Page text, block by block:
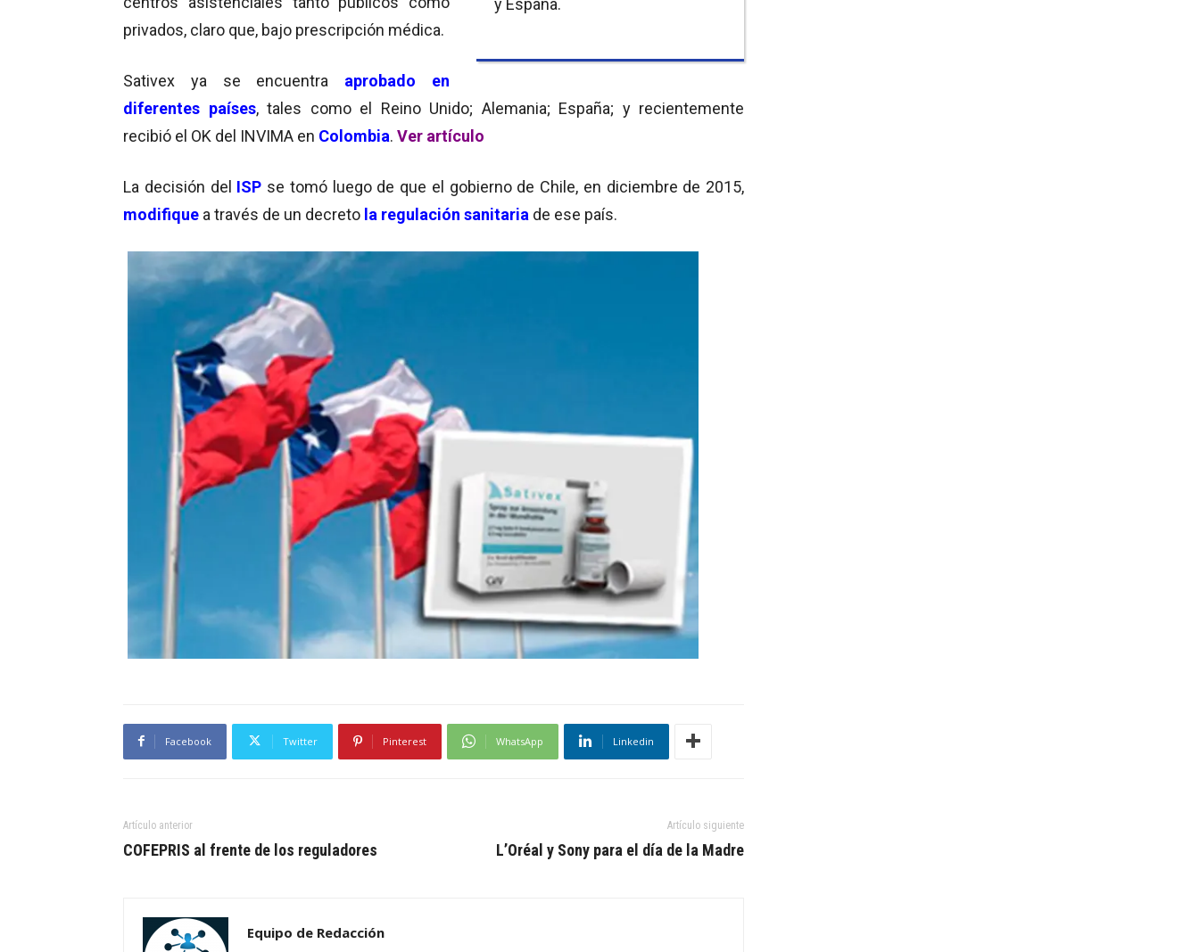
privados, claro que, bajo prescripción médica.
Sativex ya se encuentra aprobado en
diferentes países, tales como el Reino Unido; Alemania; España; y recientemente
recibió el OK del INVIMA en Colombia. Ver artículo
La decisión del ISP se tomó luego de que el gobierno de Chile, en diciembre de 2015,
modifique a través de un decreto la regulación sanitaria de ese país.
Facebook Twitter Pinterest WhatsApp Linkedin
Artículo anterior
COFEPRIS al frente de los reguladores
Artículo siguiente
L’Oréal y Sony para el día de la Madre
Equipo de Redacción